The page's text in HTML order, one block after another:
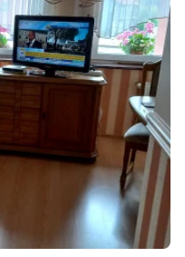
usytuowane na O
Pomorski 6 km od morza.
znajduję się ścieżka dla.